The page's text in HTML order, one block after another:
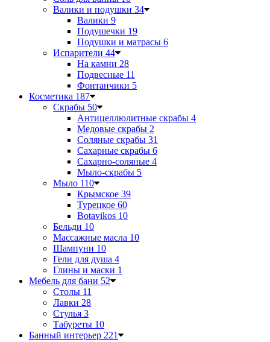
Валики и подушки 34
Валики 9
Подушечки 19
Подушки и матрасы 6
Испарители 44
На камни 28
Подвесные 11
Фонтанчики 5
Косметика 187
Скрабы 50
Антицеллюлитные скрабы 4
Медовые скрабы 2
Соляные скрабы 31
Сахарные скрабы 6
Сахарно-соляные 4
Мыло-скрабы 5
Мыло 110
Крымское 39
Турецкое 60
Botavikos 10
Бельди 10
Массажные масла 10
Шампуни 10
Гели для душа 4
Глины и маски 1
Мебель для бани 52
Столы 11
Лавки 28
Стулья 3
Табуреты 10
Банный интерьер 221